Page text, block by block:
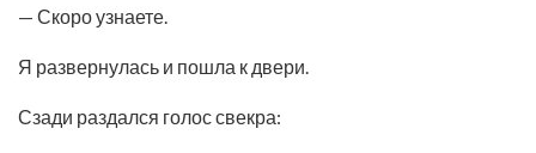
— Скоро узнаете.
Я развернулась и пошла к двери.
Сзади раздался голос свекра: